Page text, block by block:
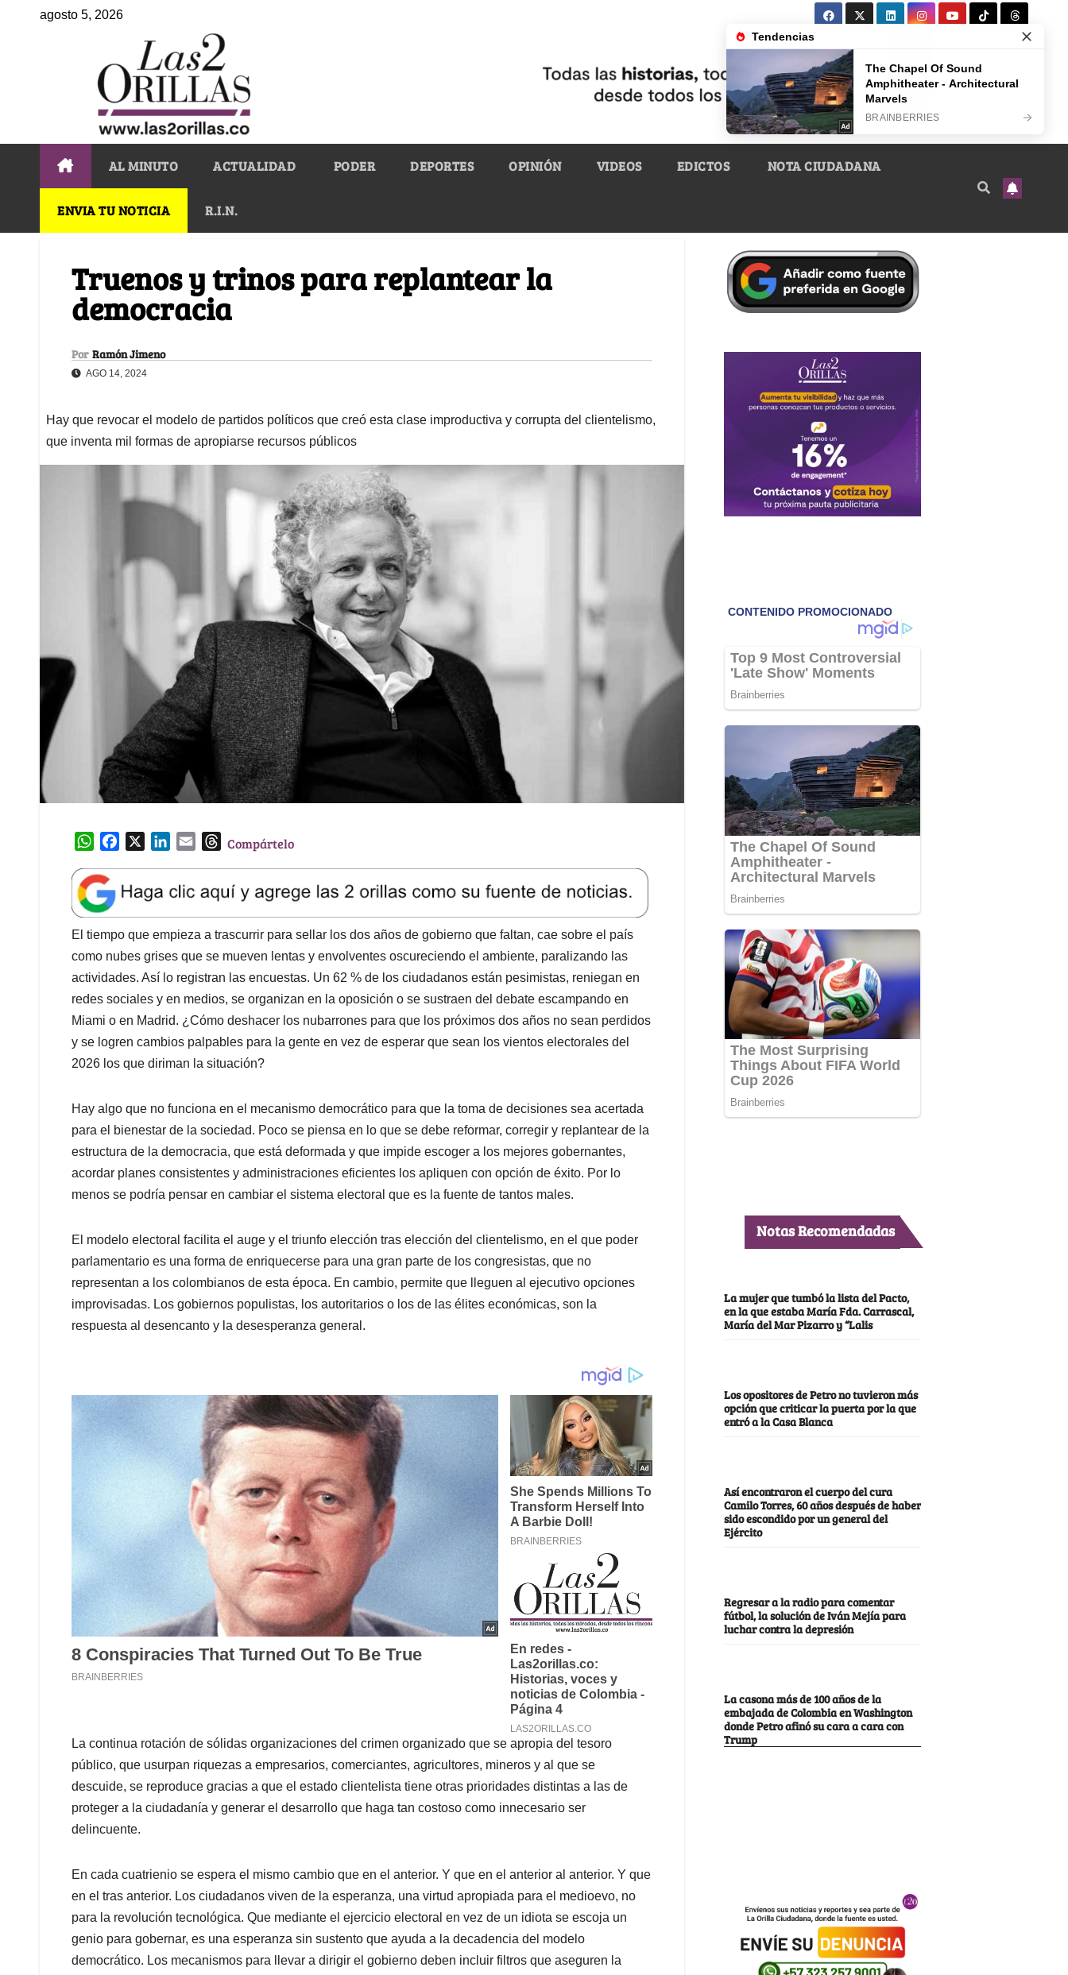
agosto 5, 2026
AL MINUTO ACTUALIDAD PODER DEPORTES OPINIÓN VIDEOS EDICTOS NOTA CIUDADANA
ENVIA TU NOTICIA R.I.N.
Truenos y trinos para replantear la
democracia
Por Ramón Jimeno
AGO 14, 2024
Hay que revocar el modelo de partidos políticos que creó esta clase improductiva y corrupta del clientelismo,
que inventa mil formas de apropiarse recursos públicos
W
a
t
s
A
p
p
e
b
o
o
k
k
e
d
I
n
l
T
e
a
d
s
Compártelo
El tiempo que empieza a trascurrir para sellar los dos años de gobierno que faltan, cae sobre el país
como nubes grises que se mueven lentas y envolventes oscureciendo el ambiente, paralizando las
actividades. Así lo registran las encuestas. Un 62 % de los ciudadanos están pesimistas, reniegan en
redes sociales y en medios, se organizan en la oposición o se sustraen del debate escampando en
Miami o en Madrid. ¿Cómo deshacer los nubarrones para que los próximos dos años no sean perdidos
y se logren cambios palpables para la gente en vez de esperar que sean los vientos electorales del
2026 los que diriman la situación?
Hay algo que no funciona en el mecanismo democrático para que la toma de decisiones sea acertada
para el bienestar de la sociedad. Poco se piensa en lo que se debe reformar, corregir y replantear de la
estructura de la democracia, que está deformada y que impide escoger a los mejores gobernantes,
acordar planes consistentes y administraciones eficientes los apliquen con opción de éxito. Por lo
menos se podría pensar en cambiar el sistema electoral que es la fuente de tantos males.
El modelo electoral facilita el auge y el triunfo elección tras elección del clientelismo, en el que poder
parlamentario es una forma de enriquecerse para una gran parte de los congresistas, que no
representan a los colombianos de esta época. En cambio, permite que lleguen al ejecutivo opciones
improvisadas. Los gobiernos populistas, los autoritarios o los de las élites económicas, son la
respuesta al desencanto y la desesperanza general.
La continua rotación de sólidas organizaciones del crimen organizado que se apropia del tesoro
público, que usurpan riquezas a empresarios, comerciantes, agricultores, mineros y al que se
descuide, se reproduce gracias a que el estado clientelista tiene otras prioridades distintas a las de
proteger a la ciudadanía y generar el desarrollo que haga tan costoso como innecesario ser
delincuente.
En cada cuatrienio se espera el mismo cambio que en el anterior. Y que en el anterior al anterior. Y que
en el tras anterior. Los ciudadanos viven de la esperanza, una virtud apropiada para el medioevo, no
para la revolución tecnológica. Que mediante el ejercicio electoral en vez de un idiota se escoja un
genio para gobernar, es una esperanza sin sustento que ayuda a la decadencia del modelo
democrático. Los mecanismos para llevar a dirigir el gobierno deben incluir filtros que aseguren la
Notas Recomendadas
La mujer que tumbó la lista del Pacto,
en la que estaba María Fda. Carrascal,
María del Mar Pizarro y “Lalis
Los opositores de Petro no tuvieron más
opción que criticar la puerta por la que
entró a la Casa Blanca
Así encontraron el cuerpo del cura
Camilo Torres, 60 años después de haber
sido escondido por un general del
Ejército
Regresar a la radio para comentar
fútbol, la solución de Iván Mejía para
luchar contra la depresión
La casona más de 100 años de la
embajada de Colombia en Washington
donde Petro afinó su cara a cara con
Trump